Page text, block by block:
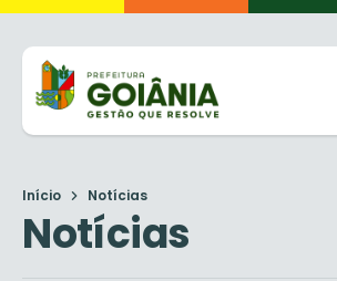
Início Notícias
Notícias